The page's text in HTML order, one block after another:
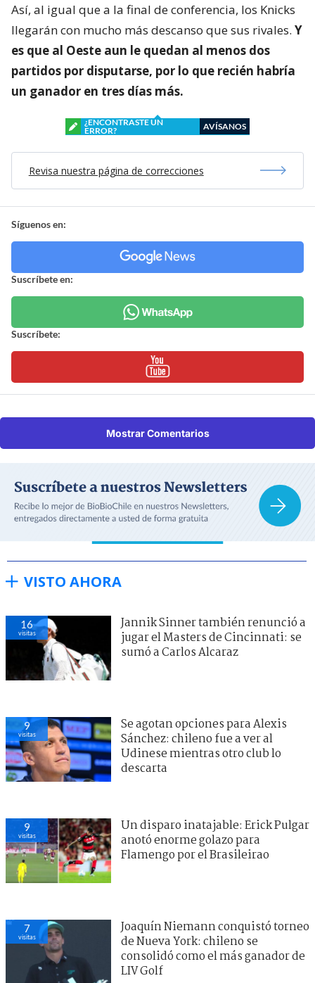
Así, al igual que a la final de conferencia, los Knicks
llegarán con mucho más descanso que sus rivales. Y
es que al Oeste aun le quedan al menos dos
partidos por disputarse, por lo que recién habría
un ganador en tres días más.
¿ENCONTRASTE UN
ERROR?
AVÍSANOS
Revisa nuestra página de correcciones
Síguenos en:
Suscríbete en:
Suscríbete:
Mostrar Comentarios
VISTO AHORA
16
visitas
Jannik Sinner también renunció a
jugar el Masters de Cincinnati: se
sumó a Carlos Alcaraz
9
visitas
Se agotan opciones para Alexis
Sánchez: chileno fue a ver al
Udinese mientras otro club lo
descarta
9
visitas
Un disparo inatajable: Erick Pulgar
anotó enorme golazo para
Flamengo por el Brasileirao
7
visitas
Joaquín Niemann conquistó torneo
de Nueva York: chileno se
consolidó como el más ganador de
LIV Golf